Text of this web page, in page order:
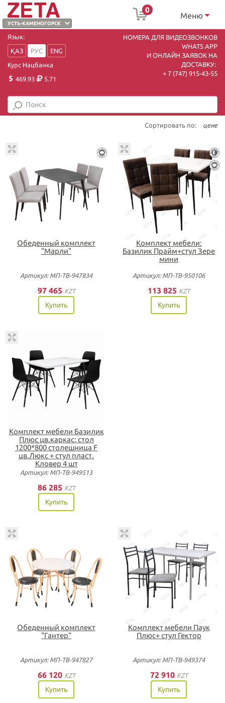
0
Меню
Язык:
ҚАЗ
РУС
ENG
Курс Нацбанка
469.93
5.71
НОМЕРА ДЛЯ ВИДЕОЗВОНКОВ
WHATS APP
И ОНЛАЙН ЗАЯВОК НА
ДОСТАВКУ:
+ 7 (747) 915-43-55
Сортировать по: цене
Обеденный комплект
"Марли"
Артикул: МП-ТВ-947834
97 465 KZT
Купить
Комплект мебели:
Базилик Прайм+стул Зере
мини
Артикул: МП-ТВ-950106
113 825 KZT
Купить
Комплект мебели Базилик
Плюс цв.каркас: стол
1200*800 столешница F
цв.Люкс + стул пласт.
Кловер 4 шт
Артикул: МП-ТВ-949513
86 285 KZT
Купить
Обеденный комплект
"Гантер"
Артикул: МП-ТВ-947827
66 120 KZT
Купить
Комплект мебели Паук
Плюс+ стул Гектор
Артикул: МП-ТВ-949374
72 910 KZT
Купить